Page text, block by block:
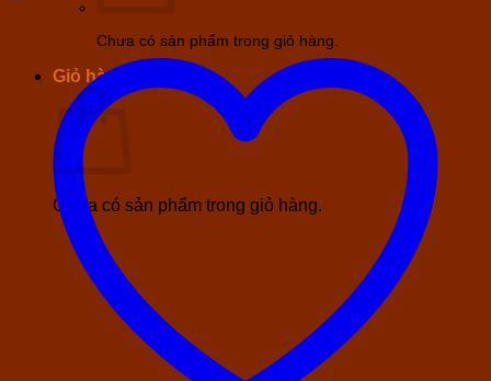
Chưa có sản phẩm trong giỏ hàng.
Giỏ hàng
Chưa có sản phẩm trong giỏ hàng.